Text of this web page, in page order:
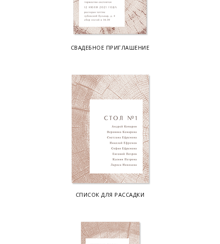
СВАДЕБНОЕ ПРИГЛАШЕНИЕ
СПИСОК ДЛЯ РАССАДКИ